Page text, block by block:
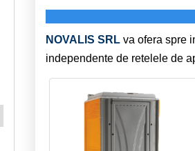
NOVALIS SRLva ofera spre
independente de retelele de